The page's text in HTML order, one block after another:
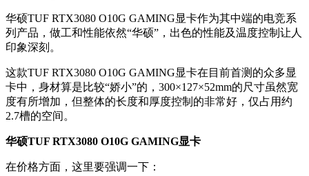
华硕TUF RTX3080 O10G GAMING显卡作为其中端的电竞系
列产品，做工和性能依然“华硕”，出色的性能及温度控制让人
印象深刻。
这款TUF RTX3080 O10G GAMING显卡在目前首测的众多显
卡中，身材算是比较“娇小”的，300×127×52mm的尺寸虽然宽
度有所增加，但整体的长度和厚度控制的非常好，仅占用约
2.7槽的空间。
华硕TUF RTX3080 O10G GAMING显卡
在价格方面，这里要强调一下：